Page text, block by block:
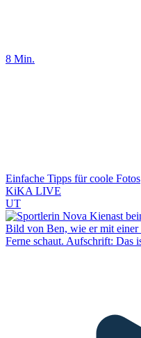
8 Min.
Einfache Tipps für coole Fotos
KiKA LIVE
UT